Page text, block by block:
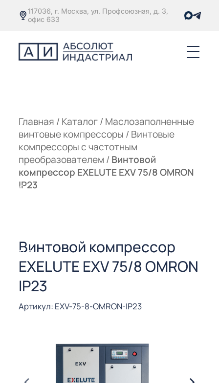
117036, г. Москва, ул. Профсоюзная, д. 3,
офис 633
Главная / Каталог/ Маслозаполненные
винтовые компрессоры / Винтовые
компрессоры с частотным
преобразователем / Винтовой
компрессор EXELUTE EXV 75/8 OMRON
IP23
Винтовой компрессор
EXELUTE EXV 75/8 OMRON
IP23
Артикул: EXV-75-8-OMRON-IP23
С